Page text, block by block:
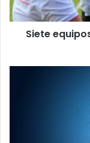
nuevo
entrenador
Siete